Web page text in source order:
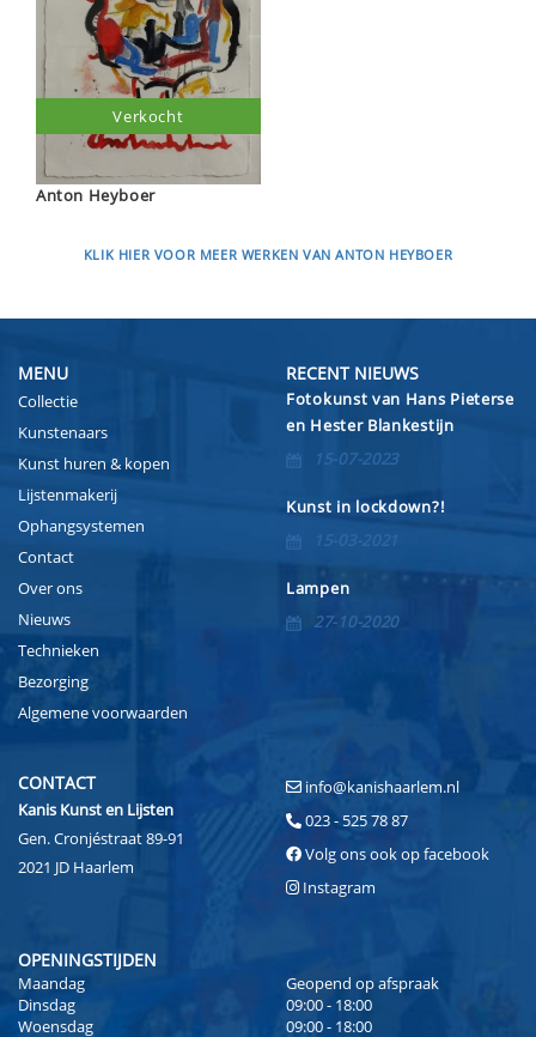
Anton Heyboer
Verkocht
KLIK HIER VOOR MEER WERKEN VAN ANTON HEYBOER
MENU
Collectie
Kunstenaars
Kunst huren & kopen
Lijstenmakerij
Ophangsystemen
Contact
Over ons
Nieuws
Technieken
Bezorging
Algemene voorwaarden
RECENT NIEUWS
Fotokunst van Hans Pieterse
en Hester Blankestijn
15-07-2023
Kunst in lockdown?!
15-03-2021
Lampen
27-10-2020
CONTACT
Kanis Kunst en Lijsten
Gen. Cronjéstraat 89-91
2021 JD Haarlem
info@kanishaarlem.nl
023 - 525 78 87
Volg ons ook op facebook
Instagram
OPENINGSTIJDEN
Maandag
Geopend op afspraak
Dinsdag
09:00 - 18:00
Woensdag
09:00 - 18:00